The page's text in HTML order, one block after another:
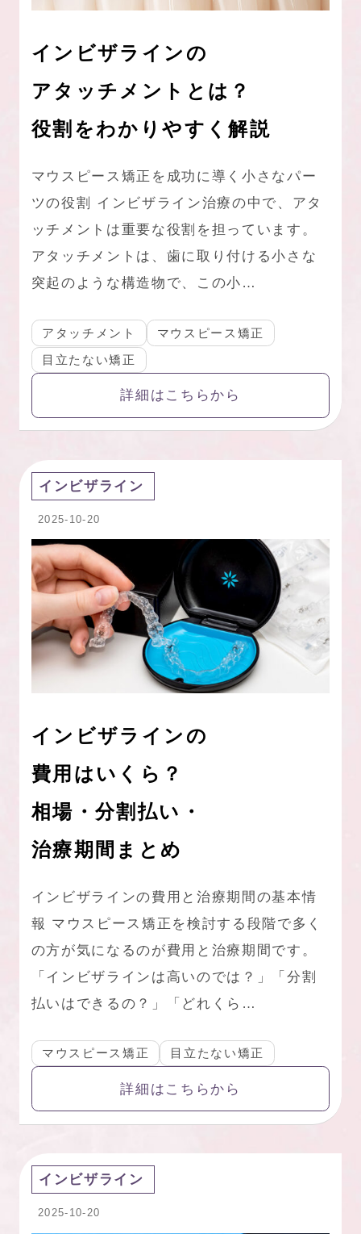
インビザラインの
アタッチメントとは？
役割をわかりやすく解説
マウスピース矯正を成功に導く小さなパー
ツの役割 インビザライン治療の中で、アタ
ッチメントは重要な役割を担っています。
アタッチメントは、歯に取り付ける小さな
突起のような構造物で、この小…
アタッチメント
マウスピース矯正
目立たない矯正
詳細はこちらから
インビザライン
2025-10-20
インビザラインの
費用はいくら？
相場・分割払い・
治療期間まとめ
インビザラインの費用と治療期間の基本情
報 マウスピース矯正を検討する段階で多く
の方が気になるのが費用と治療期間です。
「インビザラインは高いのでは？」「分割
払いはできるの？」「どれくら…
マウスピース矯正 目立たない矯正
詳細はこちらから
インビザライン
2025-10-20